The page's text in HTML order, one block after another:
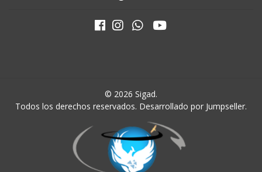
© 2026 Sigad.
Todos los derechos reservados. Desarrollado por Jumpseller.